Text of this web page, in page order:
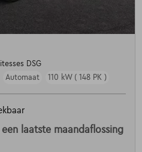
DSG
Automaat 110 kW ( 148 PK )
laatste maandaflossing